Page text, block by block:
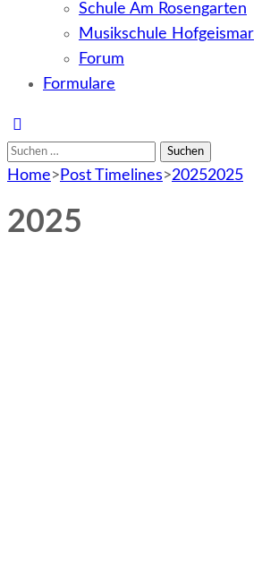
Schule Am Rosengarten
Musikschule Hofgeismar
Forum
Formulare
Suchen
nach:
Home> Post Timelines>20252025
2025